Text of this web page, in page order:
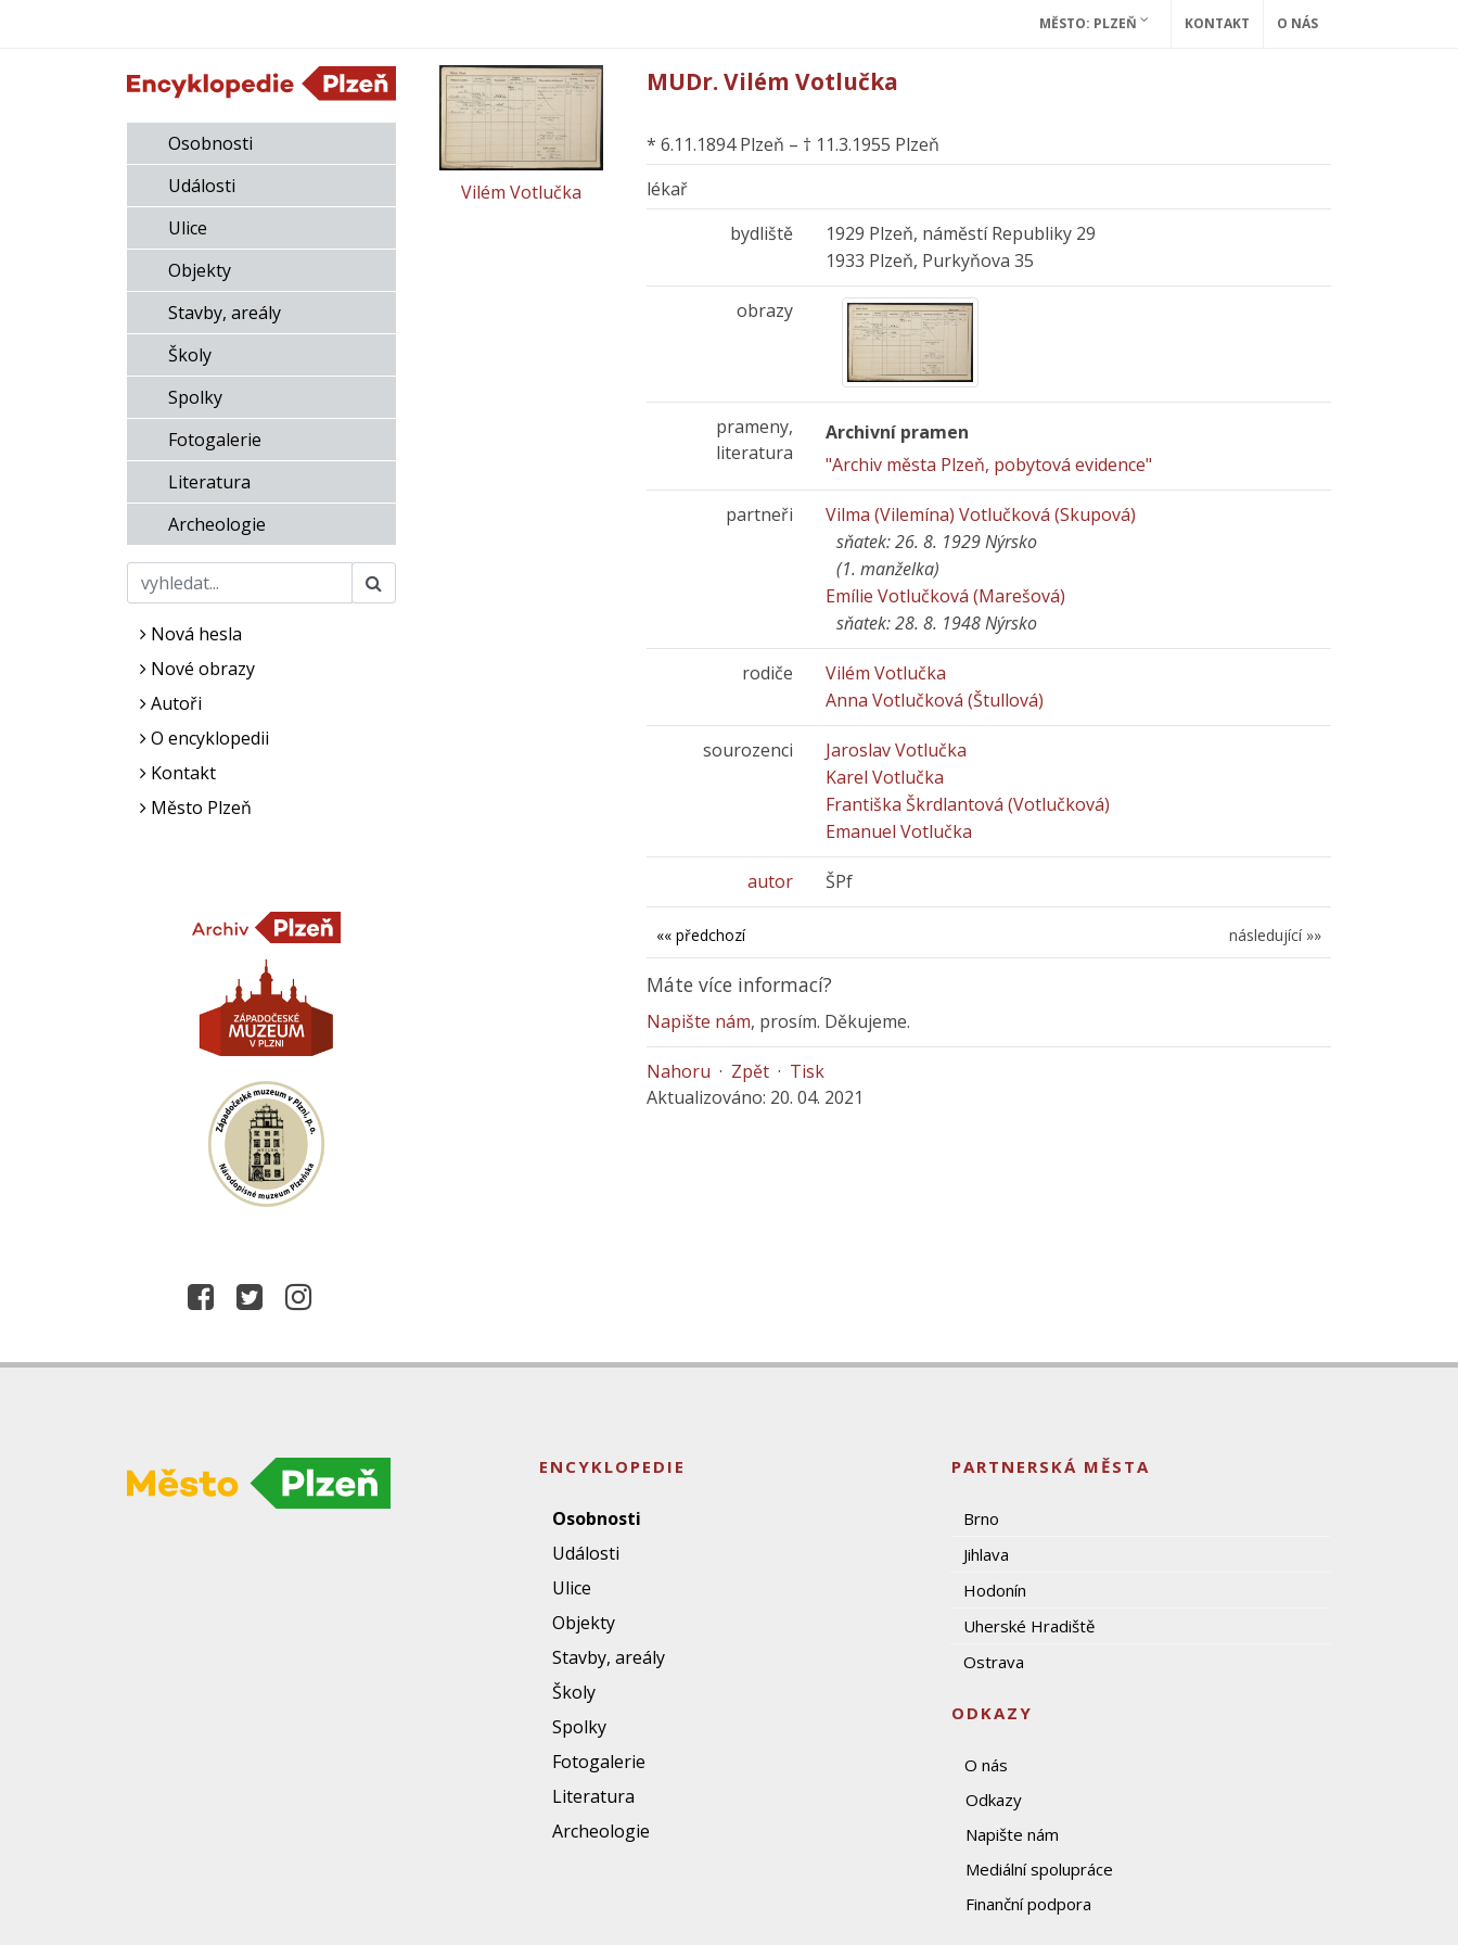
MĚSTO: PLZEŇ KONTAKT O NÁS
Osobnosti
Události
Ulice
Objekty
Stavby, areály
Školy
Spolky
Fotogalerie
Literatura
Archeologie
Nová hesla
Nové obrazy
Autoři
O encyklopedii
Kontakt
Město Plzeň
Vilém Votlučka
MUDr. Vilém Votlučka
* 6.11.1894 Plzeň – † 11.3.1955 Plzeň
lékař
bydliště
1929 Plzeň, náměstí Republiky 29
1933 Plzeň, Purkyňova 35
obrazy
prameny,
literatura
Archivní pramen
"Archiv města Plzeň, pobytová evidence"
partneři
Vilma (Vilemína) Votlučková (Skupová)
sňatek: 26. 8. 1929 Nýrsko
(1. manželka)
Emílie Votlučková (Marešová)
sňatek: 28. 8. 1948 Nýrsko
rodiče
Vilém Votlučka
Anna Votlučková (Štullová)
sourozenci
Jaroslav Votlučka
Karel Votlučka
Františka Škrdlantová (Votlučková)
Emanuel Votlučka
autor ŠPf
následující »»
«« předchozí
Máte více informací?
Napište nám, prosím. Děkujeme.
Nahoru · Zpět · Tisk
Aktualizováno: 20. 04. 2021
ENCYKLOPEDIE
Osobnosti
Události
Ulice
Objekty
Stavby, areály
Školy
Spolky
Fotogalerie
Literatura
Archeologie
PARTNERSKÁ MĚSTA
Brno
Jihlava
Hodonín
Uherské Hradiště
Ostrava
ODKAZY
O nás
Odkazy
Napište nám
Mediální spolupráce
Finanční podpora